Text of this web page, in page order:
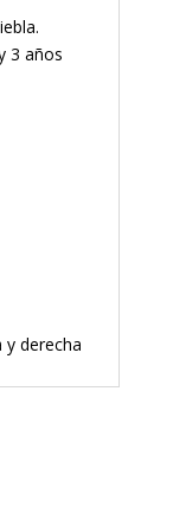
3 años
derecha